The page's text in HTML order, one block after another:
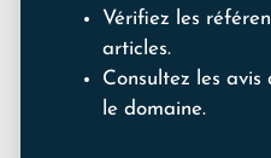
Vérifiez les
articles.
Consultez les avis
le domaine.